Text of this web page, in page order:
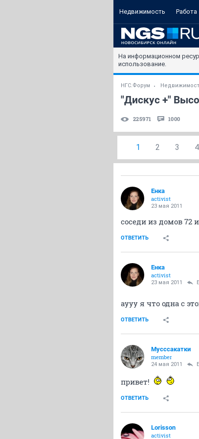
Недвижимость Работа
На информационном
использование.
НГС.Форум
"Дискус +"
225971 1000
1 2 3 4
Енка
activist
23 мая 2011
соседи из домов 72
ОТВЕТИТЬ
Енка
activist
23 мая 2011
аууу я что одна с
ОТВЕТИТЬ
Мусссакатки
member
24 мая 2011
привет!
ОТВЕТИТЬ
Lorisson
activist